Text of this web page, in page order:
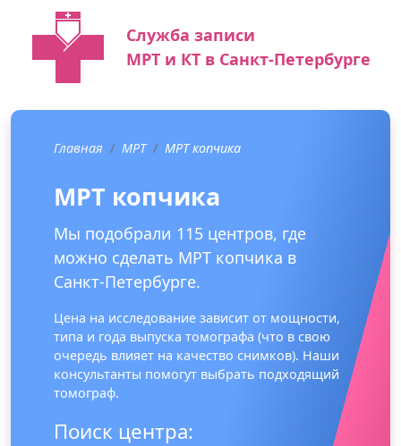
Служба записи
МРТ и КТ в Санкт-Петербурге
Главная МРТ МРТ копчика
МРТ копчика
Мы подобрали 115 центров, где
можно сделать МРТ копчика в
Санкт-Петербурге.
Цена на исследование зависит от мощности,
типа и года выпуска томографа (что в свою
очередь влияет на качество снимков). Наши
консультанты помогут выбрать подходящий
томограф.
Поиск центра: